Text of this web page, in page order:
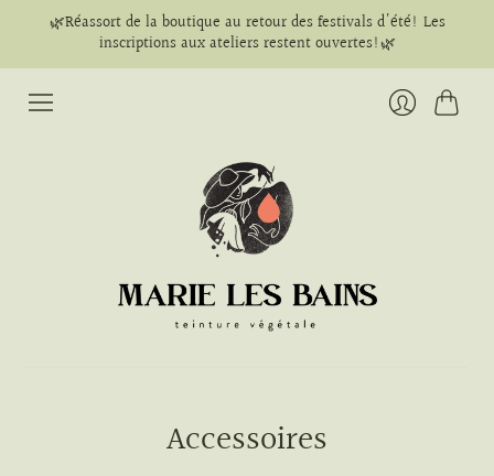
🌿Réassort de la boutique au retour des festivals d'été! Les
inscriptions aux ateliers restent ouvertes!🌿
Panier
Accessoires